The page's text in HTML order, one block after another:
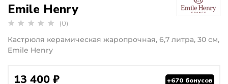
(0)
Emile Henry
Кастрюля керамическая жаропрочная, 6,7 литра, 30 см,
Emile Henry
13 400 ₽ +670 бонусов